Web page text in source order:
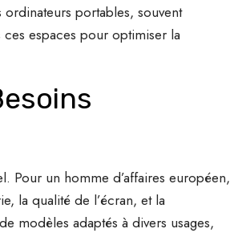
portables, souvent
ces espaces pour optimiser la
Pour un homme d’affaires européen,
la qualité de l’écran, et la
modèles adaptés à divers usages,